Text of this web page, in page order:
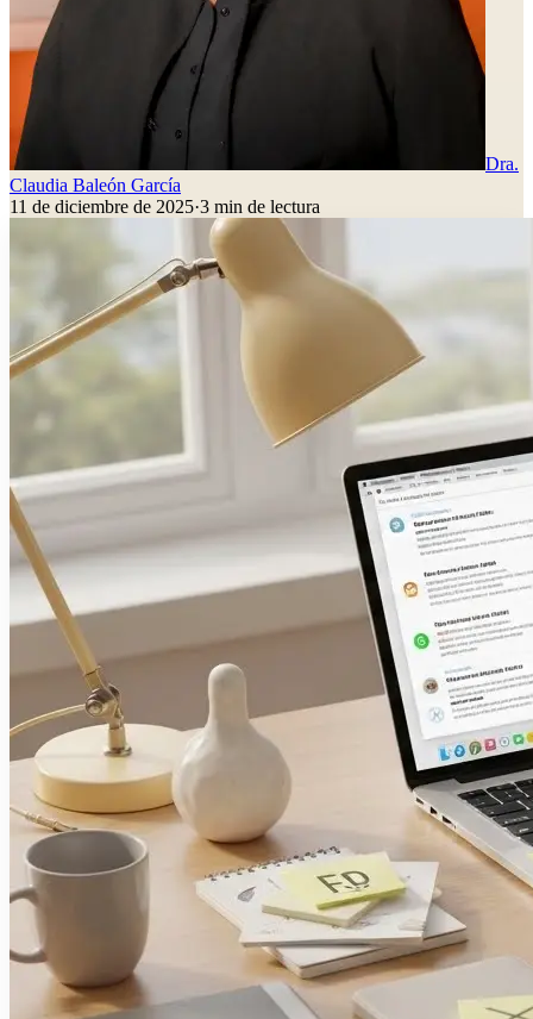
Dra.
Claudia Baleón García
11 de diciembre de 2025·3 min de lectura